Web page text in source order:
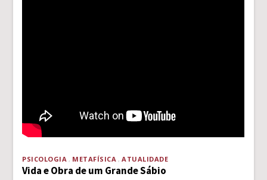
PSICOLOGIA METAFÍSICA ATUALIDADE
Vida e Obra de um Grande Sábio